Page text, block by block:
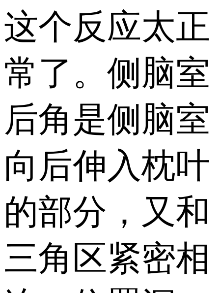
这个反应太正
常了。侧脑室
后角是侧脑室
向后伸入枕叶
的部分，又和
三角区紧密相